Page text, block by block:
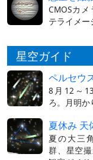
CMOSカ
テライメー
星空ガイド
ペルセウ
8月12～
ろ。月明か
夏休み 天
夏の大三
群、星空